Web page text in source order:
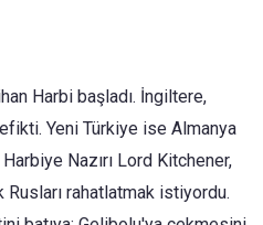
Harbi başladı. İngiltere,
Yeni Türkiye ise Almanya
Nazırı Lord Kitchener,
Rusları rahatlatmak istiyordu.